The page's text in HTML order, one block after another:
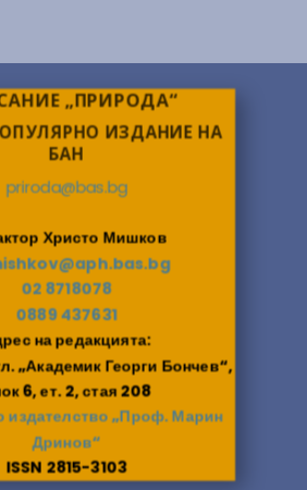
„ПРИРОДА“
ИЗДАНИЕ НА
БАН
priroda@bas.bg
Христо Мишков
02 8718078
0889 437631
на редакцията:
„Академик Георги Бончев“,
6, ет. 2, стая 208
издателство „Проф. Марин
Дринов“
ISSN 2815-3103